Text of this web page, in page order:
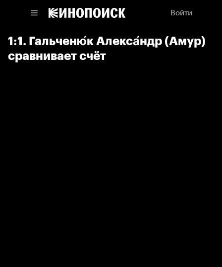
Войти
1:1. Гальченю́к Алекса́ндр (Амур)
сравнивает счёт